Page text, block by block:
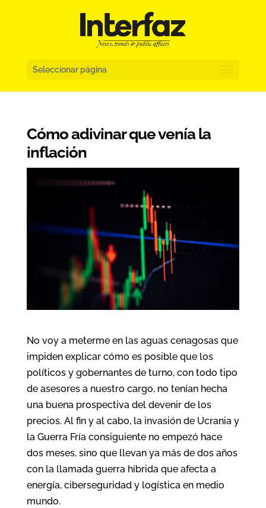
Seleccionar página
Cómo adivinar que venía la
inflación
No voy a meterme en las aguas cenagosas que
impiden explicar cómo es posible que los
políticos y gobernantes de turno, con todo tipo
de asesores a nuestro cargo, no tenían hecha
una buena prospectiva del devenir de los
precios. Al fin y al cabo, la invasión de Ucrania y
la Guerra Fría consiguiente no empezó hace
dos meses, sino que llevan ya más de dos años
con la llamada guerra híbrida que afecta a
energía, ciberseguridad y logística en medio
mundo.